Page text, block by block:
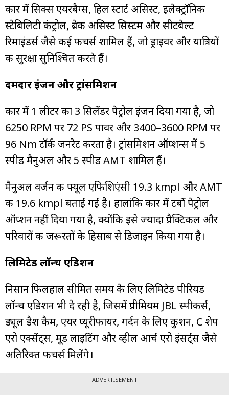
कार में सिक्स एयरबैग्स, हिल स्टार्ट असिस्ट, इलेक्ट्रॉनिक
स्टेबिलिटी कंट्रोल, ब्रेक असिस्ट सिस्टम और सीटबेल्ट
रिमाइंडर्स जैसे कई फीचर्स शामिल हैं, जो ड्राइवर और यात्रियों
की सुरक्षा सुनिश्चित करते हैं।
दमदार इंजन और ट्रांसमिशन
कार में 1 लीटर का 3 सिलेंडर पेट्रोल इंजन दिया गया है, जो
6250 RPM पर 72 PS पावर और 3400–3600 RPM पर
96 Nm टॉर्क जनरेट करता है। ट्रांसमिशन ऑप्शन्स में 5
स्पीड मैनुअल और 5 स्पीड AMT शामिल हैं।
मैनुअल वर्जन की फ्यूल एफिशिएंसी 19.3 kmpl और AMT
की 19.6 kmpl बताई गई है। हालांकि कार में टर्बो पेट्रोल
ऑप्शन नहीं दिया गया है, क्योंकि इसे ज्यादा प्रैक्टिकल और
परिवारों की जरूरतों के हिसाब से डिजाइन किया गया है।
लिमिटेड लॉन्च एडिशन
निसान फिलहाल सीमित समय के लिए लिमिटेड पीरियड
लॉन्च एडिशन भी दे रही है, जिसमें प्रीमियम JBL स्पीकर्स,
ड्यूल डैश कैम, एयर प्यूरीफायर, गर्दन के लिए कुशन, C शेप
एरो एक्सेंट्स, मूड लाइटिंग और व्हील आर्च एरो इंसर्ट्स जैसे
अतिरिक्त फीचर्स मिलेंगे।
ADVERTISEMENT